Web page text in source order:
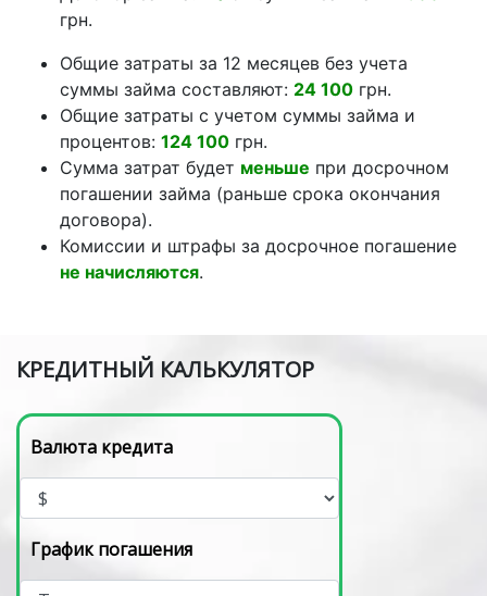
грн.
Общие затраты за 12 месяцев без учета
суммы займа составляют: 24 100 грн.
Общие затраты с учетом суммы займа и
процентов: 124 100 грн.
Сумма затрат будет меньше при досрочном
погашении займа (раньше срока окончания
договора).
Комиссии и штрафы за досрочное погашение
не начисляются.
КРЕДИТНЫЙ КАЛЬКУЛЯТОР
Валюта кредита
График погашения